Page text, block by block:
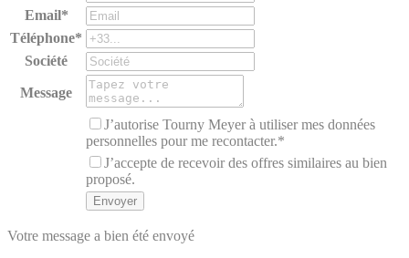
Email*
Téléphone*
Société
Message
J’autorise Tourny Meyer à utiliser mes données
personnelles pour me recontacter.*
J’accepte de recevoir des offres similaires au bien
proposé.
Votre message a bien été envoyé